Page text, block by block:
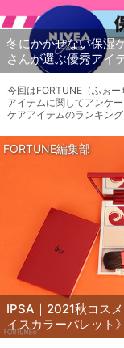
冬にかかせない保湿
さんが選ぶ優秀アイ
今回はFORTUNE（ふぉ
アイテムに関してアンケ
ケアアイテムのランキン
FORTUNE編集部
IPSA｜2021秋コス
イスカラーパレット